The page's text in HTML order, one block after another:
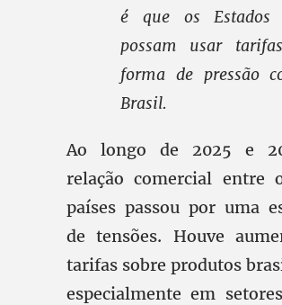
é que os Estados
possam usar
forma de pressão
Brasil.
Ao longo de 2025 e
relação comercial entre
países passou por uma
de tensões. Houve
tarifas sobre produtos
especialmente em